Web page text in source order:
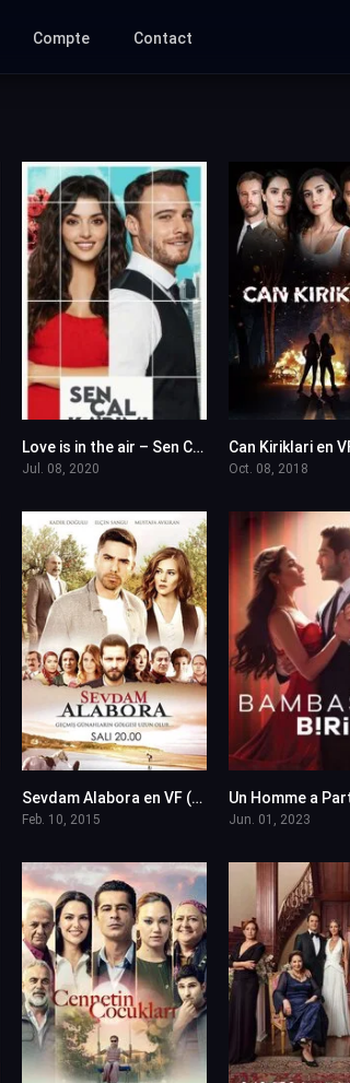
Compte Contact
8.217Love is in the air – Sen Cal Kapimi en VF
Jul. 08, 2020 Oct. 08, 2018
10Sevdam Alabora en VF (Voix Francaise)
Feb. 10, 2015 Jun. 01, 2023